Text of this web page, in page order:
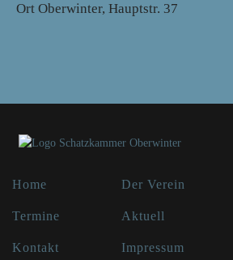
Ort Oberwinter, Hauptstr. 37
Home Der Verein
Termine Aktuell
Kontakt Impressum